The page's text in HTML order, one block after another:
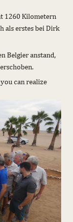
1260 Kilometern
als erstes bei Dirk
Belgier anstand,
can realize